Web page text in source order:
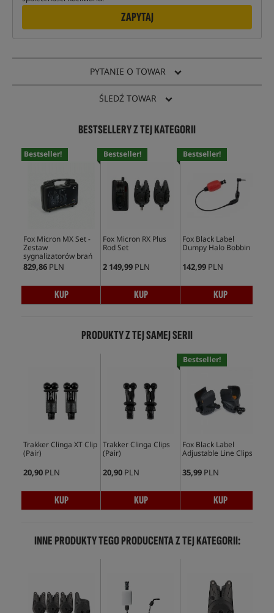
ZAPYTAJ
PYTANIE O TOWAR
ŚLEDŹ TOWAR
BESTSELLERY Z TEJ KATEGORII
Bestseller!
Fox Micron MX Set -
Zestaw
sygnalizatorów brań
829,86 PLN
KUP
Bestseller!
Fox Micron RX Plus
Rod Set
2 149,99 PLN
KUP
Bestseller!
Fox Black Label
Dumpy Halo Bobbin
142,99 PLN
KUP
PRODUKTY Z TEJ SAMEJ SERII
Trakker Clinga XT Clip
(Pair)
20,90 PLN
KUP
Trakker Clinga Clips
(Pair)
20,90 PLN
KUP
Bestseller!
Fox Black Label
Adjustable Line Clips
35,99 PLN
KUP
INNE PRODUKTY TEGO PRODUCENTA Z TEJ KATEGORII: